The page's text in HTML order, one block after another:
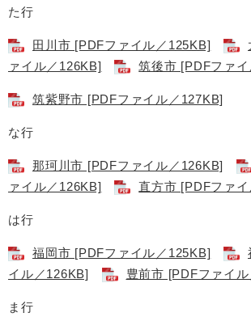
た行
田川市 [PDFファイル／125KB]
ァイル／126KB]
筑後市 [PDFファ
筑紫野市 [PDFファイル／127KB]
な行
那珂川市 [PDFファイル／126KB]
ァイル／126KB]
直方市 [PDFファ
は行
福岡市 [PDFファイル／125KB]
イル／126KB]
豊前市 [PDFファイ
ま行